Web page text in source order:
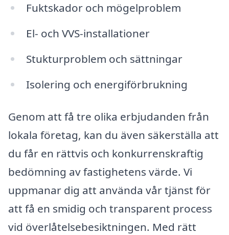
Fuktskador och mögelproblem
El- och VVS-installationer
Stukturproblem och sättningar
Isolering och energiförbrukning
Genom att få tre olika erbjudanden från
lokala företag, kan du även säkerställa att
du får en rättvis och konkurrenskraftig
bedömning av fastighetens värde. Vi
uppmanar dig att använda vår tjänst för
att få en smidig och transparent process
vid överlåtelsebesiktningen. Med rätt